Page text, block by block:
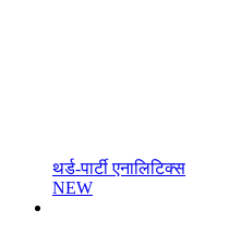
थर्ड-पार्टी एनालिटिक्स
NEW